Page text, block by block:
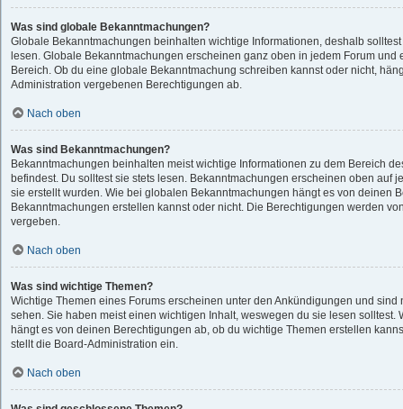
Was sind globale Bekanntmachungen?
Globale Bekanntmachungen beinhalten wichtige Informationen, deshalb
lesen. Globale Bekanntmachungen erscheinen ganz oben in jedem Forum
Bereich. Ob du eine globale Bekanntmachung schreiben kannst oder nicht,
Administration vergebenen Berechtigungen ab.
Nach oben
Was sind Bekanntmachungen?
Bekanntmachungen beinhalten meist wichtige Informationen zu dem Bereich
befindest. Du solltest sie stets lesen. Bekanntmachungen erscheinen oben auf
sie erstellt wurden. Wie bei globalen Bekanntmachungen hängt es von deinen
Bekanntmachungen erstellen kannst oder nicht. Die Berechtigungen werden
vergeben.
Nach oben
Was sind wichtige Themen?
Wichtige Themen eines Forums erscheinen unter den Ankündigungen und sind
sehen. Sie haben meist einen wichtigen Inhalt, weswegen du sie lesen solltest.
hängt es von deinen Berechtigungen ab, ob du wichtige Themen erstellen
stellt die Board-Administration ein.
Nach oben